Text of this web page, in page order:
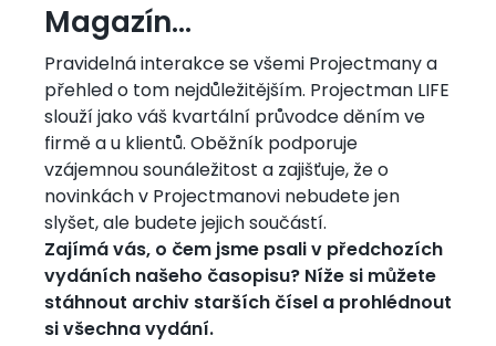
Magazín...
Pravidelná interakce se všemi Projectmany a
přehled o tom nejdůležitějším. Projectman LIFE
slouží jako váš kvartální průvodce děním ve
firmě a u klientů. Oběžník podporuje
vzájemnou sounáležitost a zajišťuje, že o
novinkách v Projectmanovi nebudete jen
slyšet, ale budete jejich součástí.
Zajímá vás, o čem jsme psali v předchozích
vydáních našeho časopisu? Níže si můžete
stáhnout archiv starších čísel a prohlédnout
si všechna vydání.